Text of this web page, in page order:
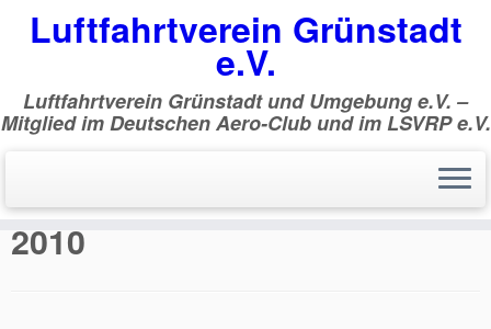
Zum
Inhalt
Luftfahrtverein Grünstadt
e.V.
Luftfahrtverein Grünstadt und Umgebung e.V. –
Mitglied im Deutschen Aero-Club und im LSVRP e.V.
Monatsarchiv:Dezember
2010